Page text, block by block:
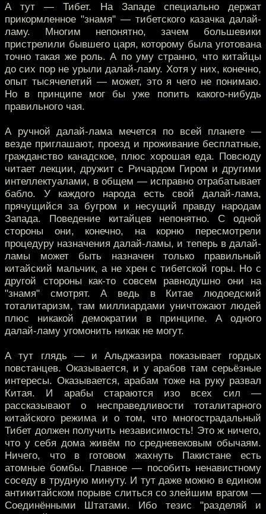
А тут — Тибет. На Западе специально держат
прикормленное "знамя" — тибетского казачка далай-
ламу. Многим непонятно, зачем большевики
пристрелили бывшего царя, которому была уготована
точно такая же роль. А по уму странно, что китайцы
до сих пор не урыли далай-ламу. Хотя у них, конечно,
опыт тысячелетий — может, это я чего не понимаю.
Но в принципе мог бы уже попить какого-нибудь
правильного чая.
А ручной далай-лама мечется по всей планете —
везде приглашают, проезд и проживание бесплатные,
гражданство канадское, плюс хорошая еда. Повсюду
читает лекции, дружит с Ричардом Гиром и другими
интеллектуалами, в общем — исправно отрабатывает
бабло. У каждого народа есть свой далай-лама,
прячущийся за бугром и несущий правду народам
Запада. Поведение китайцев непонятно. С одной
стороны они, конечно, на корню пересмотрели
процедуру назначения далай-ламы, и теперь в далай-
ламы может быть назначен только правильный
китайский мальчик, а не хрен с тибетской горы. Но с
другой стороны как-то совсем равнодушно они на
"знамя" смотрят. А ведь в Китае людоедский
тоталитаризм, там миллиардами уничтожают людей
плюс никакой демократии в принципе. А одного
далай-ламу угомонить никак не могут.
А тут глядь — и Альджазира показывает гордых
повстанцев. Оказывается, и у арабов там серьёзные
интересы. Оказывается, арабам тоже на руку развал
Китая. И арабы стараются изо всех сил —
рассказывают о несправедливости тоталитарного
китайского режима и о том, что многострадальный
Тибет должен получить независимость! Это ж ничего,
что у себя дома живём по средневековым обычаям.
Ничего, что в готовом жахнуть Пакистане есть
атомные бомбы. Главное — пособить ненавистному
соседу в трудную минуту. И тут даже можно в едином
антикитайском порыве слиться со злейшим врагом —
Соединёнными Штатами. Ибо тезис "разделяй и